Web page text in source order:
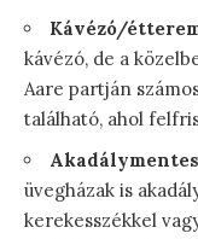
Kávézó/
kávézó, de a
Aare partján
található, ahol
üvegházak is
kerekesszékkel